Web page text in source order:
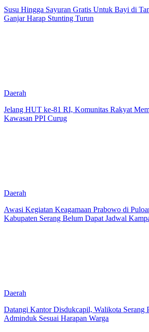
Susu Hingga Sayuran Gratis Untuk Bayi di
Ganjar Harap Stunting Turun
Daerah
Jelang HUT ke-81 RI, Komunitas Rakyat
Kawasan PPI Curug
Daerah
Awasi Kegiatan Keagamaan Prabowo di
Kabupaten Serang Belum Dapat Jadwal
Daerah
Datangi Kantor Disdukcapil, Walikota Serang
Adminduk Sesuai Harapan Warga